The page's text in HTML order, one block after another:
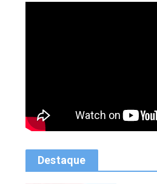
Destaque